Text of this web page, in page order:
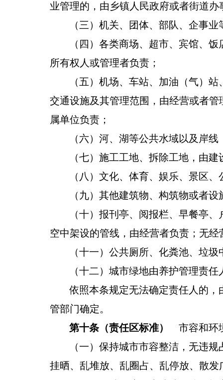
业管理的， 由 乡镇人民政府或者街道办
（三）机关、团体、部队、企事
（四）各类商场、超市、 宾馆、饭
所有权人或管理者负责；
（五）机场、车站、加油（气）站
交通设施及其管理范围，由经营或者
属单位负责；
（六）河、湖等公共水域以及岸
（七）施工工地、拆除工地，由
（八）文化、体育、娱乐、景区
（九）其他建筑物、构筑物或者
（十）报刊亭、阅报栏、早餐亭
空中架设的管线，由经营者负责；无
（十一）公共厕所、化粪池、垃
（十二）城市绿地由养护管理责任
依照本条规定无法确定责任人的，
管部门确定。
第十条（责任区标准）
市容和环
（一）保持城市市容整洁，无违规
挂晒、乱堆放、乱圈占、乱停放、散发